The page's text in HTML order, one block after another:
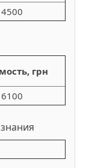
4500
грн
6100